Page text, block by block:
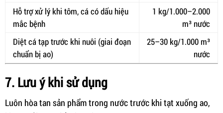
Hỗ trợ xử lý khi tôm, cá có dấu hiệu
mắc bệnh
1 kg/1.000–2.000
m³ nước
Diệt cá tạp trước khi nuôi (giai đoạn
chuẩn bị ao)
25–30 kg/1.000 m³
nước
7. Lưu ý khi sử dụng
Luôn hòa tan sản phẩm trong nước trước khi tạt xuống ao,